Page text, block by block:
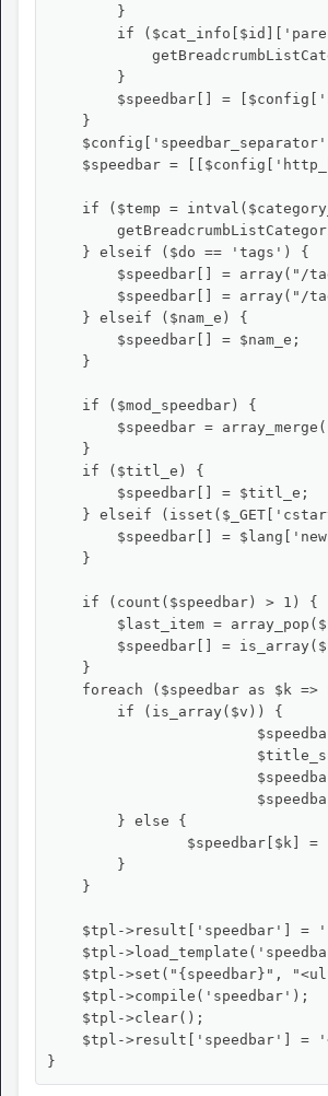
        }
if
        }
$speedbar[] =
    }
$speedbar =
if ($temp =
    } elseif ($do == 'tags') {
$speedbar[] = array("/
$speedbar[] = array("/
    } elseif ($nam_e) {
        $speedbar[] = $nam_e;
    }
    if ($mod_speedbar) {
$speedbar =
    }
    if ($titl_e) {
        $speedbar[] = $titl_e;
} elseif
$speedbar[] =
    }
    if (count($speedbar) > 1) {
$last_item =
$speedbar[] =
    }
foreach ($speedbar as $k =>
    }
$tpl->result['speedbar'] =
$tpl-
$tpl->set("{speedbar}",
    $tpl->compile('speedbar');
    $tpl->clear();
$tpl->result['speedbar'] =
}